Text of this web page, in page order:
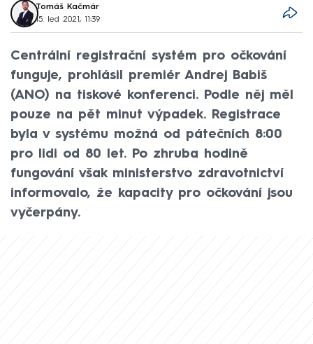
Tomáš Kačmár
15. led 2021, 11:39
Centrální registrační systém pro očkování
funguje, prohlásil premiér Andrej Babiš
(ANO) na tiskové konferenci. Podle něj měl
pouze na pět minut výpadek. Registrace
byla v systému možná od pátečních 8:00
pro lidi od 80 let. Po zhruba hodině
fungování však ministerstvo zdravotnictví
informovalo, že kapacity pro očkování jsou
vyčerpány.